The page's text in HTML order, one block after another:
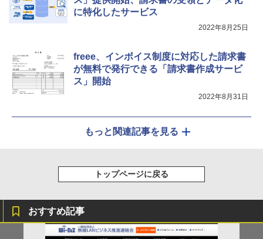
に特化したサービス
2022年8月25日
freee、インボイス制度に対応した請求書
が無料で発行できる「請求書作成サービ
ス」開始
2022年8月31日
もっと関連記事を見る
トップページに戻る
おすすめ記事